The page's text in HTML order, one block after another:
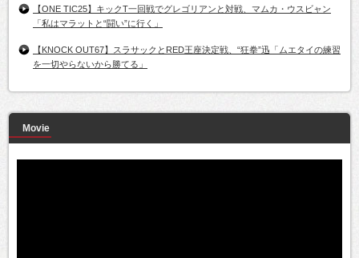
【ONE TIC25】キックT一回戦でグレゴリアンと対戦、マムカ・ウスビャン
「私はマラットと“闘い”に行く」
【KNOCK OUT67】スラサックとRED王座決定戦、“狂拳”迅「ムエタイの練習
を一切やらないから勝てる」
Movie